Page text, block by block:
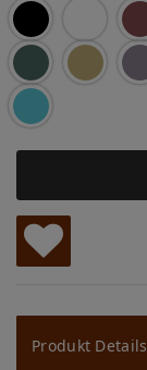
W
u
ns
Produkt Details